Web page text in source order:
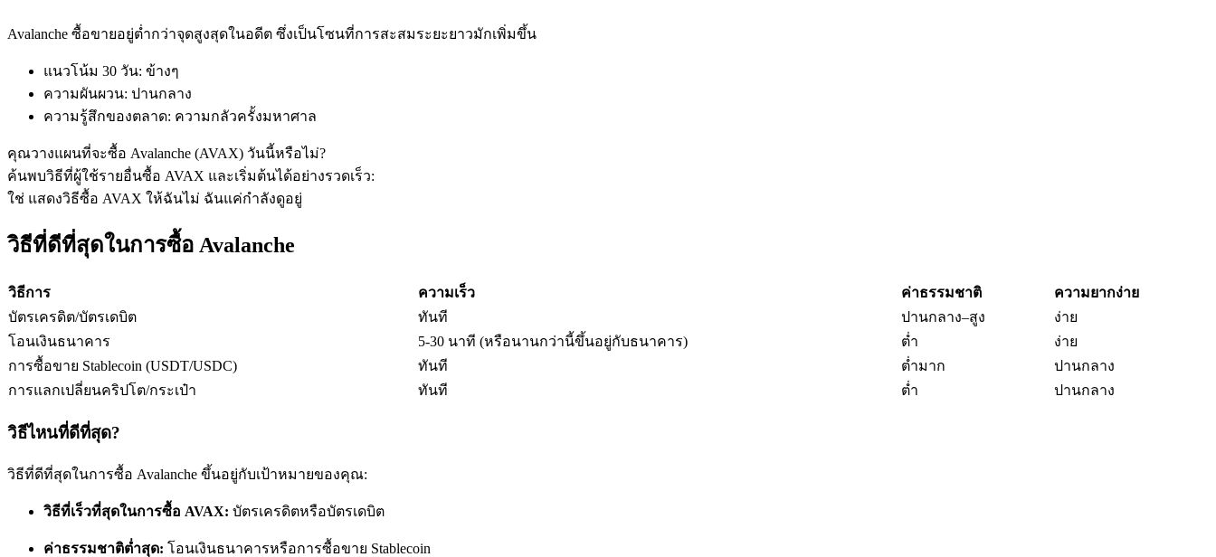
อนุพันธ์ของหุ้น ฟอเร็กซ์ โลหะมีค่า และสินค้าโภคภัณฑ์
ฟิวเจอร์สที่ใช้ USDC เป็นหลักประกัน
คัดลอกการซื้อขาย
เข้าร่วมกับเทรดเดอร์ชั้นนำ
Avalanche ซื้อขายอยู่ต่ำกว่าจุดสูงสุดในอดีต ซึ่งเป็นโซนที่การสะสมระยะยาวมักเพิ่มขึ้น
แนวโน้ม 30 วัน: ข้างๆ
ความผันผวน: ปานกลาง
ความรู้สึกของตลาด: ความกลัวครั้งมหาศาล
คุณวางแผนที่จะซื้อ Avalanche (AVAX) วันนี้หรือไม่?
ค้นพบวิธีที่ผู้ใช้รายอื่นซื้อ AVAX และเริ่มต้นได้อย่างรวดเร็ว:
ใช่ แสดงวิธีซื้อ AVAX ให้ฉันไม่ ฉันแค่กำลังดูอยู่
วิธีที่ดีที่สุดในการซื้อ Avalanche
วิธีการ ความเร็ว ค่าธรรมชาติ
ความยากง่าย
บัตรเครดิต/บัตรเดบิต
ทันที ปานกลาง–สูง
ง่าย
โอนเงินธนาคาร
5-30 นาที (หรือนานกว่านี้ขึ้นอยู่กับธนาคาร) ต่ำ
ง่าย
การซื้อขาย Stablecoin (USDT/USDC)
ทันที ต่ำมาก
ปานกลาง
การแลกเปลี่ยนคริปโต/กระเป๋า
ทันที ต่ำ ปานกลาง
วิธีไหนที่ดีที่สุด?
วิธีที่ดีที่สุดในการซื้อ Avalanche ขึ้นอยู่กับเป้าหมายของคุณ:
วิธีที่เร็วที่สุดในการซื้อ AVAX: บัตรเครดิตหรือบัตรเดบิต
ค่าธรรมชาติต่ำสุด: โอนเงินธนาคารหรือการซื้อขาย Stablecoin